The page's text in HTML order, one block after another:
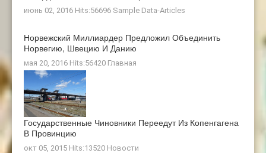
июнь 02, 2016 Hits:56696 Sample Data-Articles
Норвежский Миллиардер Предложил Объединить
Норвегию, Швецию И Данию
мая 20, 2016 Hits:56420 Главная
Государственные Чиновники Переедут Из Копенгагена
В Провинцию
окт 05, 2015 Hits:13520 Новости